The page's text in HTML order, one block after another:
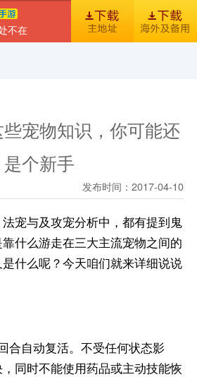
不在
宠物知识，你可能还
是个新手
发布时间：2017-04-10
与及攻宠分析中，都有提到鬼
什么游走在三大主流宠物之间的
什么呢？今天咱们就来详细说说
自动复活。不受任何状态影
同时不能使用药品或主动技能恢